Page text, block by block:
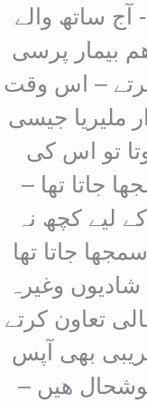
آج ساتھ والے
بیمار پرسی
– اس وقت
ملیریا جیسی
تو اس کی
جاتا تھا –
لیے کچھ نہ
جاتا تھا
وغیرہ
تعاون کرتے
بھی آپس
ھیں –